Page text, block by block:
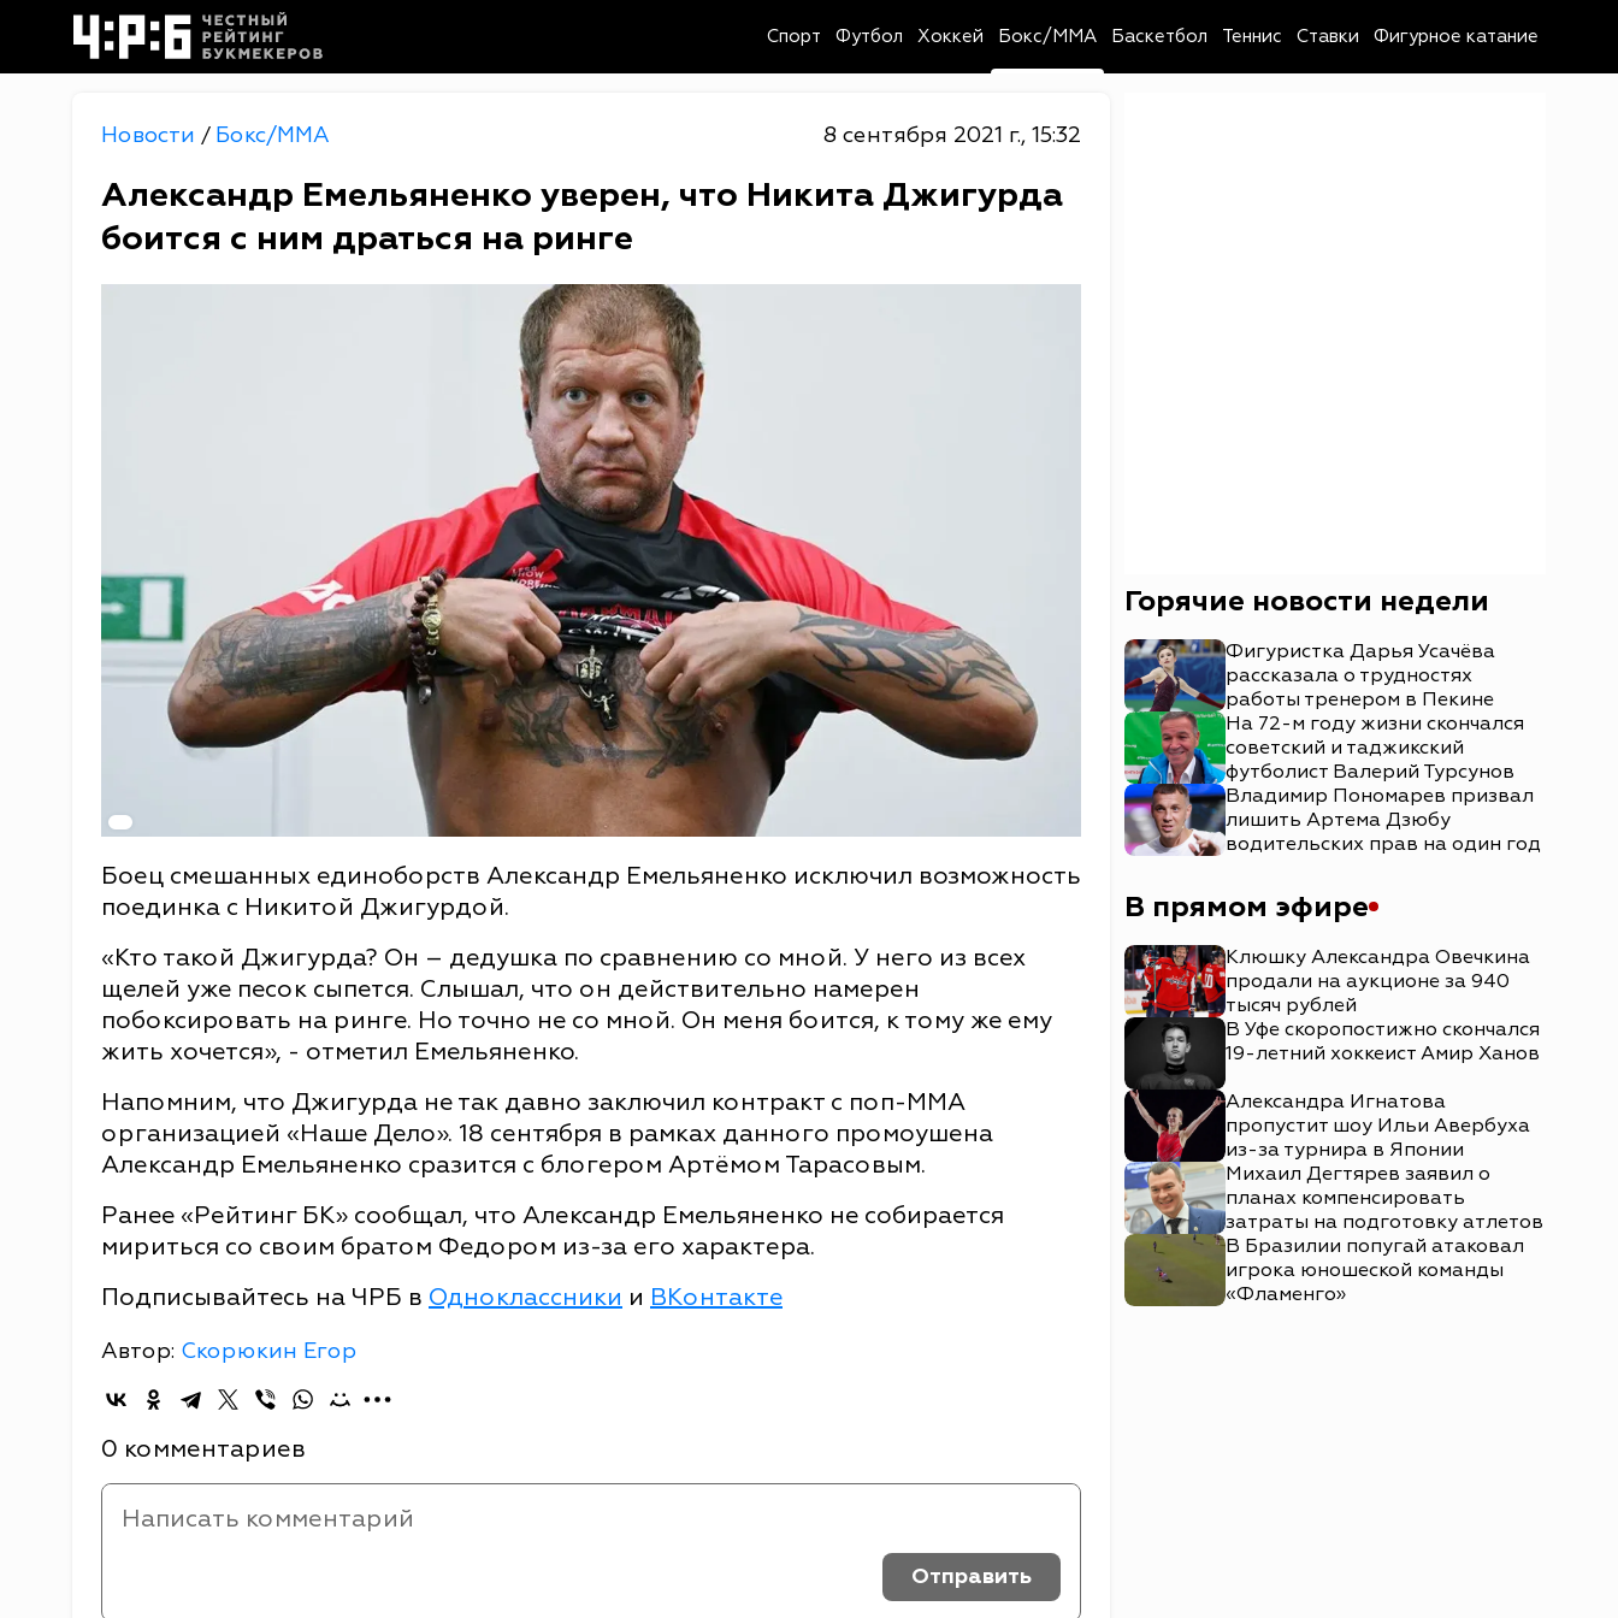
Спорт Футбол Хоккей Бокс/MMA Баскетбол Теннис Ставки Фигурное катание
Новости / Бокс/MMA 8 сентября 2021 г., 15:32
Александр Емельяненко уверен, что Никита Джигурда
боится с ним драться на ринге
Боец смешанных единоборств Александр Емельяненко исключил возможность
поединка с Никитой Джигурдой.
«Кто такой Джигурда? Он – дедушка по сравнению со мной. У него из всех
щелей уже песок сыпется. Слышал, что он действительно намерен
побоксировать на ринге. Но точно не со мной. Он меня боится, к тому же ему
жить хочется», - отметил Емельяненко.
Напомним, что Джигурда не так давно заключил контракт с поп-ММА
организацией «Наше Дело». 18 сентября в рамках данного промоушена
Александр Емельяненко сразится с блогером Артёмом Тарасовым.
Ранее «Рейтинг БК» сообщал, что Александр Емельяненко не собирается
мириться со своим братом Федором из-за его характера.
Подписывайтесь на ЧРБ в Одноклассники и ВКонтакте
Автор: Скорюкин Егор
0 комментариев
Отправить
Горячие новости недели
Фигуристка Дарья Усачёва
рассказала о трудностях
работы тренером в Пекине
На 72-м году жизни скончался
советский и таджикский
футболист Валерий Турсунов
Владимир Пономарев призвал
лишить Артема Дзюбу
водительских прав на один год
В прямом эфире
Клюшку Александра Овечкина
продали на аукционе за 940
тысяч рублей
В Уфе скоропостижно скончался
19-летний хоккеист Амир Ханов
Александра Игнатова
пропустит шоу Ильи Авербуха
из-за турнира в Японии
Михаил Дегтярев заявил о
планах компенсировать
затраты на подготовку атлетов
В Бразилии попугай атаковал
игрока юношеской команды
«Фламенго»